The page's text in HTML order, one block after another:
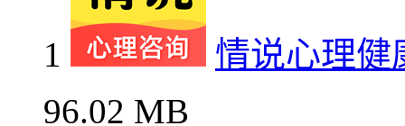
1
情说心理健
96.02 MB